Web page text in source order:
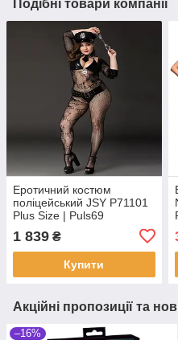
Подібні товари компанії
Еротичний костюм
поліцейський JSY P71101
Plus Size | Puls69
1 839 ₴
Купити
Акційні пропозиції та
–16%